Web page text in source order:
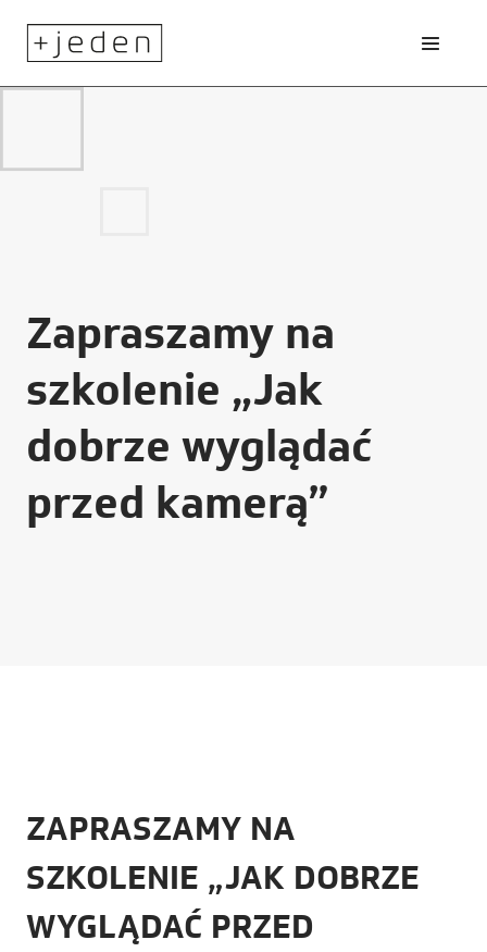
Zapraszamy na
szkolenie „Jak
dobrze wyglądać
przed kamerą”
ZAPRASZAMY NA
SZKOLENIE „JAK DOBRZE
WYGLĄDAĆ PRZED